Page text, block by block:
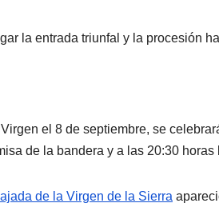
la entrada triunfal y la procesión
el 8 de septiembre, se
de la bandera y a las 20:30
de la Virgen de la Sierra